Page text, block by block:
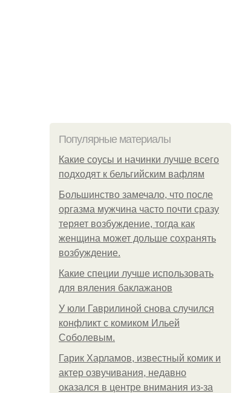
Популярные материалы
Какие соусы и начинки лучше всего
подходят к бельгийским вафлям
Большинство замечало, что после
оргазма мужчина часто почти сразу
теряет возбуждение, тогда как
женщина может дольше сохранять
возбуждение.
Какие специи лучше использовать
для вяления баклажанов
У юли Гаврилиной снова случился
конфликт с комиком Ильей
Соболевым.
Гарик Харламов, известный комик и
актер озвучивания, недавно
оказался в центре внимания из-за